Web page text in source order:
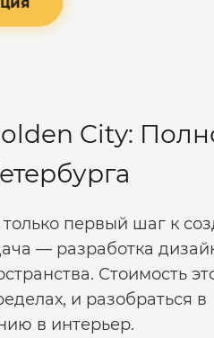
City:
первый шаг к
— разработка
Стоимость
и разобраться в
в интерьер.